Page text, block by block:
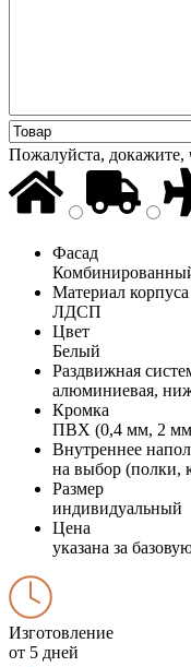
Пожалуйста, докажите,
Фасад
Материал корпуса
ЛДСП
Цвет
Белый
Раздвижная
алюминиевая,
Кромка
ПВХ (0,4 мм, 2
Внутреннее
на выбор (полки,
Размер
индивидуальный
Цена
указана за
Изготовление
от 5 дней